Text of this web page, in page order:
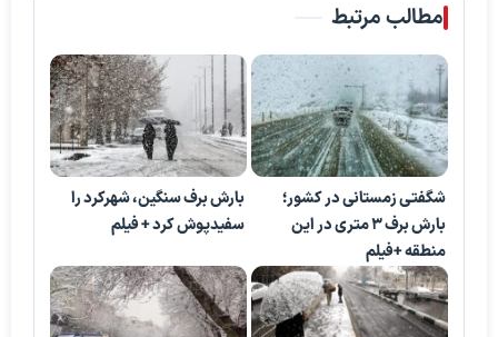
مطالب مرتبط
شگفتی زمستانی در کشور؛
بارش برف ۳ متری در این
منطقه +فیلم
بارش برف سنگین، شهرکرد را
سفیدپوش کرد + فیلم